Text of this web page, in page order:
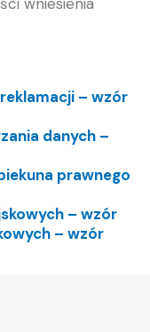
– wzór
danych –
prawnego
– wzór
– wzór